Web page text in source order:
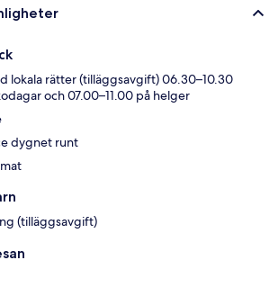
lokala rätter (tilläggsavgift) 06.30–10.30
och 07.00–11.00 på helger
dygnet runt
(tilläggsavgift)